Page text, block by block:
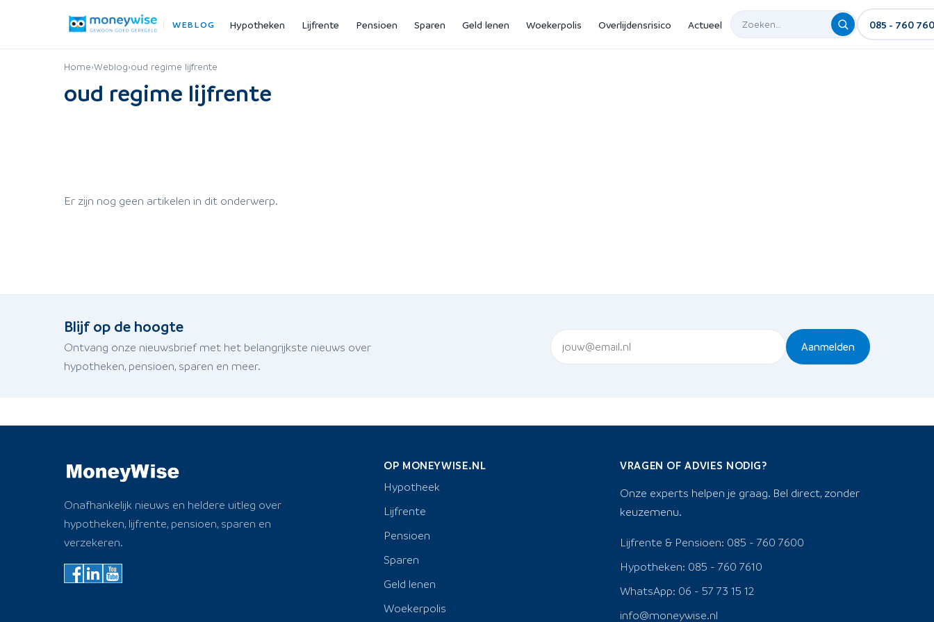
WEBLOG Hypotheken Lijfrente Pensioen Sparen Geld lenen Woekerpolis Overlijdensrisico Actueel 085 - 760
Home›Weblog›oud regime lijfrente
oud regime lijfrente
Er zijn nog geen artikelen in dit onderwerp.
Blijf op de hoogte
Ontvang onze nieuwsbrief met het belangrijkste nieuws over
hypotheken, pensioen, sparen en meer.
Aanmelden
Onafhankelijk nieuws en heldere uitleg over
hypotheken, lijfrente, pensioen, sparen en
verzekeren.
OP MONEYWISE.NL
Hypotheek
Lijfrente
Pensioen
Sparen
Geld lenen
Woekerpolis
VRAGEN OF ADVIES NODIG?
Onze experts helpen je graag. Bel direct, zonder
keuzemenu.
Lijfrente & Pensioen: 085 - 760 7600
Hypotheken: 085 - 760 7610
WhatsApp: 06 - 57 73 15 12
info@moneywise.nl